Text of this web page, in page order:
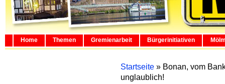
Home Themen Gremienarbeit Bürgerinitiativen
Startseite » Bonan, vom
unglaublich!